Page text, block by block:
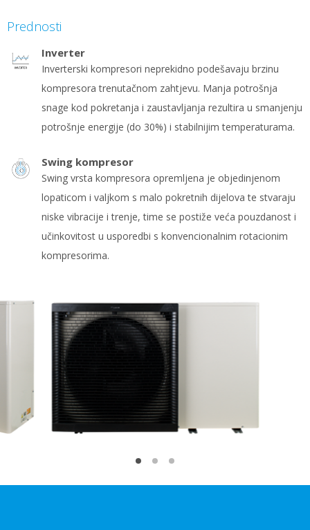
Prednosti
Inverter
Inverterski kompresori neprekidno podešavaju brzinu
kompresora trenutačnom zahtjevu. Manja potrošnja
snage kod pokretanja i zaustavljanja rezultira u smanjenju
potrošnje energije (do 30%) i stabilnijim temperaturama.
Swing kompresor
Swing vrsta kompresora opremljena je objedinjenom
lopaticom i valjkom s malo pokretnih dijelova te stvaraju
niske vibracije i trenje, time se postiže veća pouzdanost i
učinkovitost u usporedbi s konvencionalnim rotacionim
kompresorima.